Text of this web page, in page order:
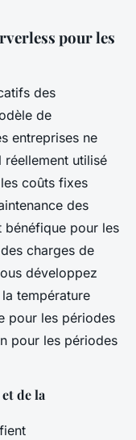
pour les
des
de
entreprises ne
utilisé
coûts fixes
des
bénéfique pour les
charges de
développez
température
pour les périodes
pour les périodes
de la